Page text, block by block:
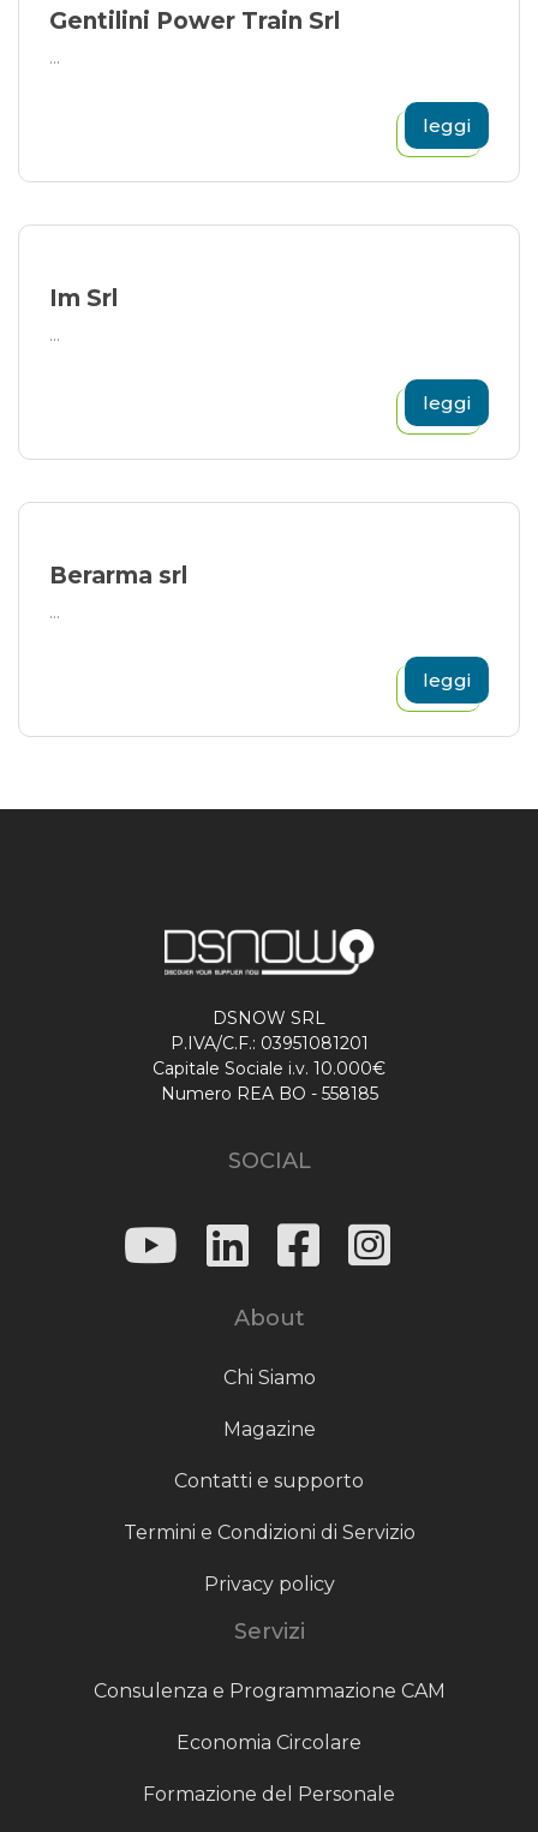
Gentilini Power Train Srl
...
leggi
Im Srl
...
leggi
Berarma srl
...
leggi
DSNOW SRL
P.IVA/C.F.: 03951081201
Capitale Sociale i.v. 10.000€
Numero REA BO - 558185
SOCIAL
About
Chi Siamo
Magazine
Contatti e supporto
Termini e Condizioni di Servizio
Privacy policy
Servizi
Consulenza e Programmazione CAM
Economia Circolare
Formazione del Personale